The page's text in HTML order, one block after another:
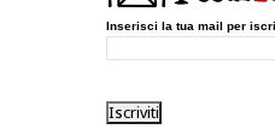
Inserisci la tua mail per